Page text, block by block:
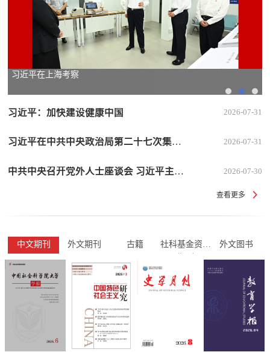
习近平在上海考察
习近平：加快建设健康中国 2026-07-31
习近平在中共中央政治局第二十七次集体学习时强调 强化政治引领 深化创新发展 高质量推进国防和军队现代化 2026-07-31
中共中央召开党外人士座谈会 习近平主持并发表重要讲话 2026-07-30
查看更多
中文期刊 外文期刊 古籍
社科基金资助
外文图书